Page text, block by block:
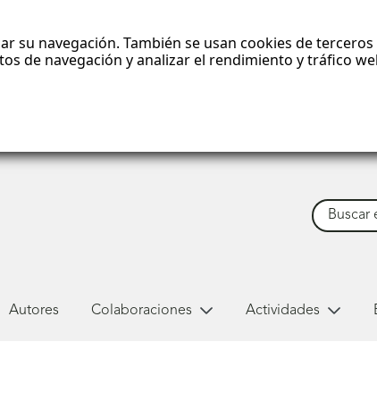
su navegación. También se usan cookies de
de navegación y analizar el rendimiento y tráfico
Buscar
Autores Colaboraciones Actividades